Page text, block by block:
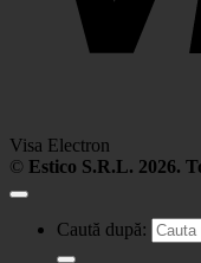
Visa Electron
© Estico S.R.L. 2026.
Caută după: